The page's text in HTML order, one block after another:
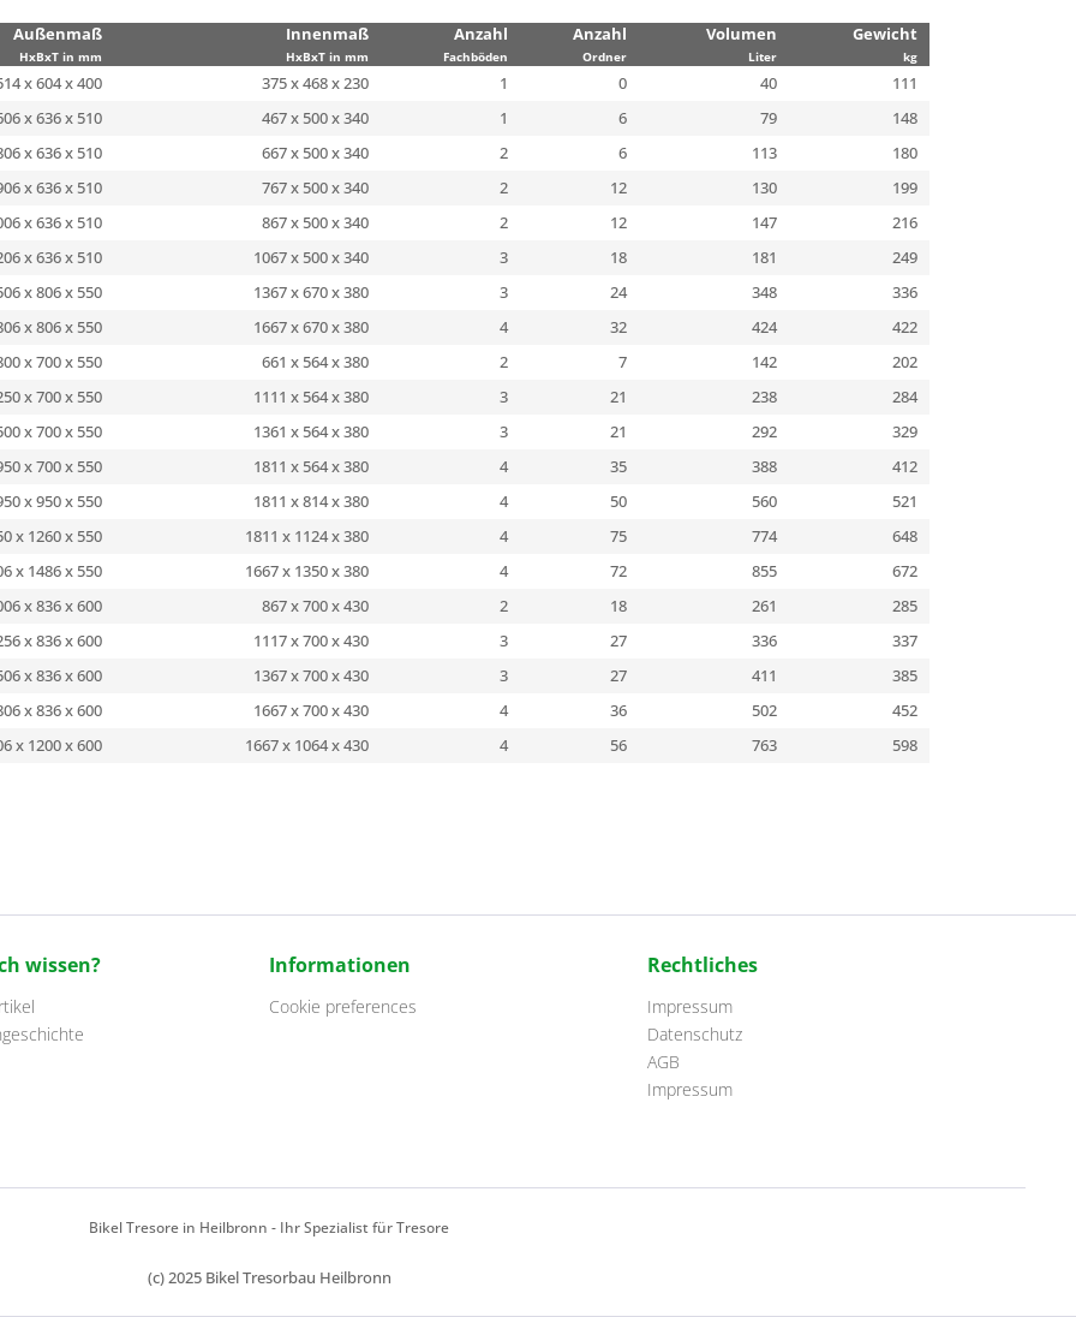
Außenmaß
HxBxT in mm
Innenmaß
HxBxT in mm
Anzahl
Fachböden
Anzahl
Ordner
Volumen
Liter
Gewicht
kg
x 604 x 400 375 x 468 x 230 1 0 40
111
x 636 x 510 467 x 500 x 340 1 6 79
148
x 636 x 510 667 x 500 x 340 2 6 113
180
x 636 x 510 767 x 500 x 340 2 12 130
199
x 636 x 510 867 x 500 x 340 2 12 147
216
x 636 x 510 1067 x 500 x 340 3 18 181
249
x 806 x 550 1367 x 670 x 380 3 24 348
336
x 806 x 550 1667 x 670 x 380 4 32 424
422
x 700 x 550 661 x 564 x 380 2 7 142
202
x 700 x 550 1111 x 564 x 380 3 21 238
284
x 700 x 550 1361 x 564 x 380 3 21 292
329
x 700 x 550 1811 x 564 x 380 4 35 388
412
x 950 x 550 1811 x 814 x 380 4 50 560
521
x 1260 x 550 1811 x 1124 x 380 4 75 774
648
x 1486 x 550 1667 x 1350 x 380 4 72 855
672
x 836 x 600 867 x 700 x 430 2 18 261
285
x 836 x 600 1117 x 700 x 430 3 27 336
337
x 836 x 600 1367 x 700 x 430 3 27 411
385
x 836 x 600 1667 x 700 x 430 4 36 502
452
x 1200 x 600 1667 x 1064 x 430 4 56 763 598
wissen? Informationen
Cookie preferences
Rechtliches
Impressum
Datenschutz
AGB
Impressum
Bikel Tresore in Heilbronn - Ihr Spezialist für Tresore
(c) 2025 Bikel Tresorbau Heilbronn